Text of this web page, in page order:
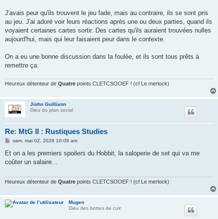
J'avais peur qu'ils trouvent le jeu fade, mais au contraire, ils se sont pris
au jeu. J'ai adoré voir leurs réactions après une ou deux parties, quand ils
voyaient certaines cartes sortir. Des cartes qu'ils auraient trouvées nulles
aujourd'hui, mais qui leur faisaient peur dans le contexte.
On a eu une bonne discussion dans la foulée, et ils sont tous prêts à
remettre ça.
Heureux détenteur de Quatre points CLETCSOOEF ! (cf Le merlock)
Jiohn Guilliann
Dieu du plan social
Re: MtG II : Rustiques Studies
M
s
a
sam. mai 02, 2026 10:09 am
Et on a les premiers spoilers du Hobbit, la saloperie de set qui va me
coûter un salaire...
Heureux détenteur de Quatre points CLETCSOOEF ! (cf Le merlock)
Mugen
Dieu des bottes de cuir